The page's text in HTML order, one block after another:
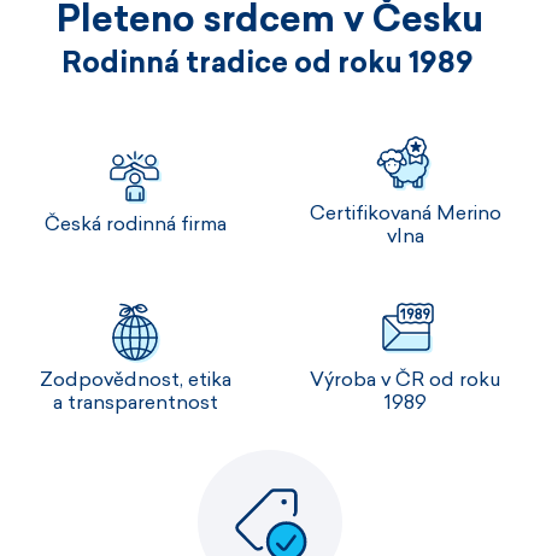
Pleteno srdcem v Česku
Rodinná tradice od roku 1989
Česká rodinná firma
Certifikovaná Merino
vlna
Zodpovědnost, etika
a transparentnost
Výroba v ČR od roku
1989